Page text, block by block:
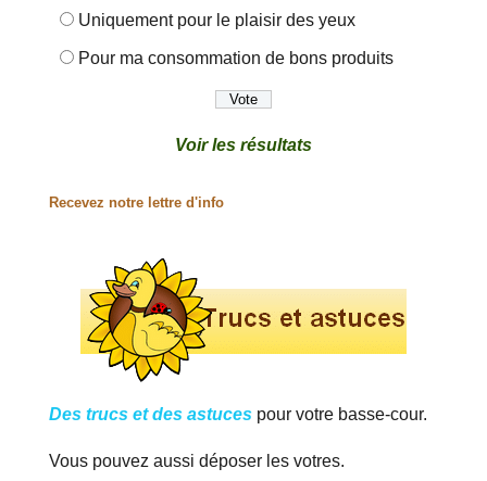
Uniquement pour le plaisir des yeux
Pour ma consommation de bons produits
Voir les résultats
Recevez notre lettre d'info
Des trucs et des astucespour votre basse-cour.
Vous pouvez aussi déposer les votres.